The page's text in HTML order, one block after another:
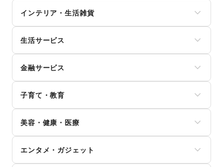
インナー・ルームウェア
キッズ・ベビー・マタニティ
スポーツ
シーズナルウェア
腕時計
靴
バッグ・革小物
ファッション雑貨
和服・着物
古着
その他ファッション
和菓子
パン
お弁当・惣菜
軽食・ホットスナック
コーヒー・紅茶
その他飲料
食材・調味料
物産展・マルシェ
キッチンカー・移動販売
野菜・果物・生鮮食品
その他フード・飲食
インテリア・生活雑貨
寝具・ベッド
家具・家電
キッチン雑貨・調理器具
掃除用品・生活便利品
文房具
手芸・ハンドメイド
花・盆栽・ドライフラワー
犬・猫・ペット
日用雑貨
食器・陶磁器
生活サービス
インターネット・プロバイダ
電気・ガス
ウォーターサーバー
ハウスクリーニング・家事代行
定期宅配
リサイクル雑貨・古本
冠婚葬祭
資格・習い事
金融サービス
保険
銀行
住宅ローン
証券・FX
不動産投資
その他金融サービス
子育て・教育
ランドセル
学習教材・通信教育
子供向け教室・レッスン
塾・家庭教師
美容・健康・医療
ダイエット・健康グッズ
美容・コスメ・香水
エンタメ・ガジェット